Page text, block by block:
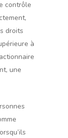
contrôle
droits
à
une